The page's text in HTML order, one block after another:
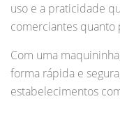
uso e a praticidade
comerciantes quanto
Com uma
forma rápida e
estabelecimentos